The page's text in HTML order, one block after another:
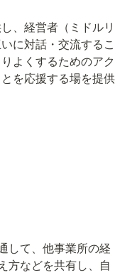
、経営者（ミドルリ
に対話・交流するこ
よくするためのアク
を応援する場を提供
して、他事業所の経
方などを共有し、自